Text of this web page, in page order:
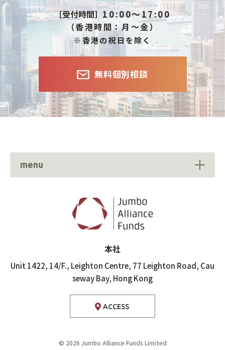
［受付時間］10:00～17:00
（香港時間：月～金）
※香港の祝日を除く
無料個別相談
本社
Unit 1422, 14/F., Leighton Centre, 77 Leighton Road, Cau
seway Bay, Hong Kong
ACCESS
menu
© 2026 Jumbo Alliance Funds Limited